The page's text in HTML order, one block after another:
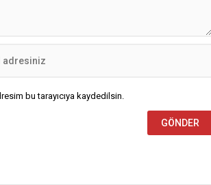
bu tarayıcıya kaydedilsin.